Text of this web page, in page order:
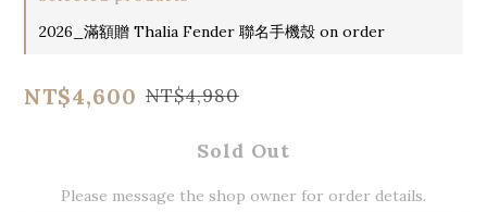
2026_滿額贈 Thalia Fender 聯名手機殼 on order
NT$4,600 NT$4,980
Sold Out
Please message the shop owner for order details.